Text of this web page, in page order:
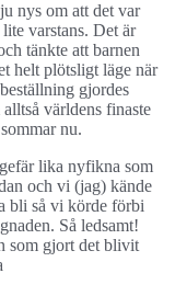
nys om att det var
lite varstans. Det är
tänkte att barnen
helt plötsligt läge när
gjordes
världens finaste
nu.
lika nyfikna som
och vi (jag) kände
bli så vi körde förbi
Så ledsamt!
som gjort det blivit